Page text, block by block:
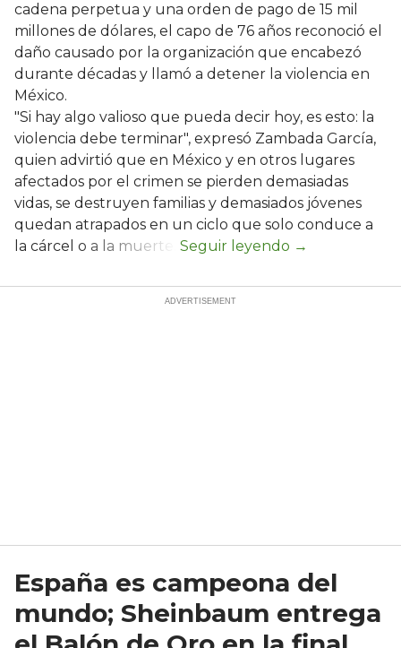
cadena perpetua y una orden de pago de 15 mil
millones de dólares, el capo de 76 años reconoció el
daño causado por la organización que encabezó
durante décadas y llamó a detener la violencia en
México.
"Si hay algo valioso que pueda decir hoy, es esto: la
violencia debe terminar", expresó Zambada García,
quien advirtió que en México y en otros lugares
afectados por el crimen se pierden demasiadas
vidas, se destruyen familias y demasiados jóvenes
quedan atrapados en un ciclo que solo conduce a
la cárcel o a la muerte.
España es campeona del
mundo; Sheinbaum entrega